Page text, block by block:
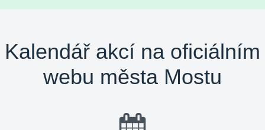
Kalendář akcí na oficiálním
webu města Mostu